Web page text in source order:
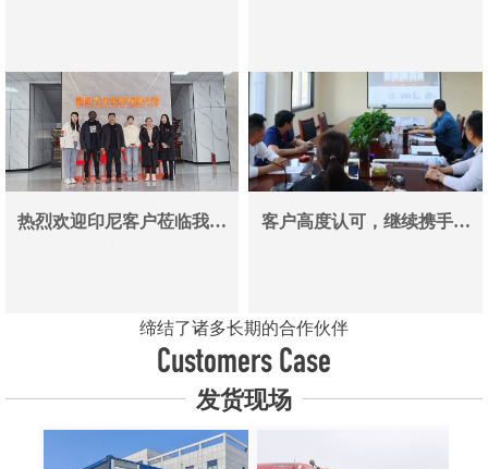
热烈欢迎印尼客户莅临我司
客户高度认可，继续携手同
缔结了诸多长期的合作伙伴
Customers Case
发货现场